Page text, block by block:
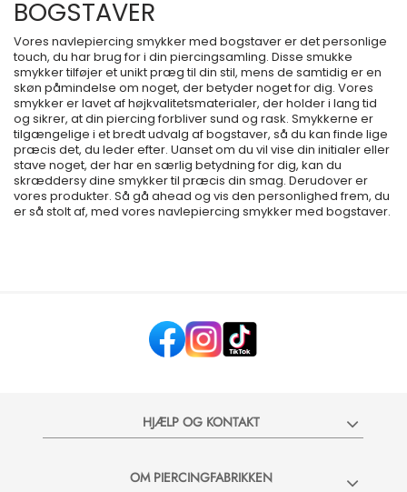
BOGSTAVER
Vores navlepiercing smykker med bogstaver er det personlige
touch, du har brug for i din piercingsamling. Disse smukke
smykker tilføjer et unikt præg til din stil, mens de samtidig er en
skøn påmindelse om noget, der betyder noget for dig. Vores
smykker er lavet af højkvalitetsmaterialer, der holder i lang tid
og sikrer, at din piercing forbliver sund og rask. Smykkerne er
tilgængelige i et bredt udvalg af bogstaver, så du kan finde lige
præcis det, du leder efter. Uanset om du vil vise din initialer eller
stave noget, der har en særlig betydning for dig, kan du
skræddersy dine smykker til præcis din smag. Derudover er
vores produkter. Så gå ahead og vis den personlighed frem, du
er så stolt af, med vores navlepiercing smykker med bogstaver.
HJÆLP OG KONTAKT
OM PIERCINGFABRIKKEN